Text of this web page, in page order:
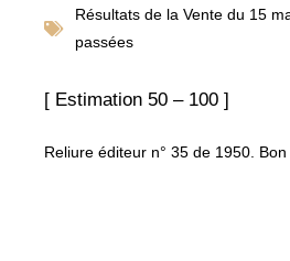
Résultats de la Vente du 15
passées
[ Estimation 50 – 100 ]
Reliure éditeur n° 35 de 1950. Bon